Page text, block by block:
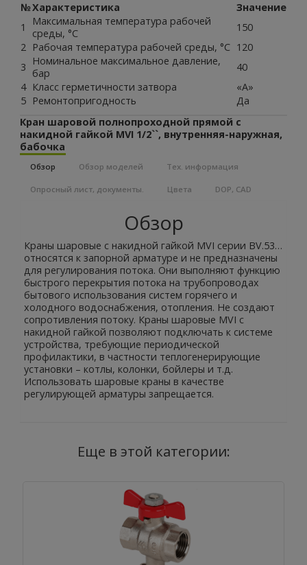
№Характеристика
Значение
1
Максимальная температура рабочей
среды, °С
150
2 Рабочая температура рабочей среды, °С 120
3
Номинальное максимальное давление,
бар
40
4 Класс герметичности затвора
«А»
5 Ремонтопригодность
Да
Кран шаровой полнопроходной прямой с
накидной гайкой MVI 1/2``, внутренняя-наружная,
бабочка
Обзор Обзор моделей Тех. информация
Опросный лист, документы. Цвета DOP, CAD
Обзор
Краны шаровые с накидной гайкой MVI серии BV.53…
относятся к запорной арматуре и не предназначены
для регулирования потока. Они выполняют функцию
быстрого перекрытия потока на трубопроводах
бытового использования систем горячего и
холодного водоснабжения, отопления. Не создают
сопротивления потоку. Краны шаровые MVI с
накидной гайкой позволяют подключать к системе
устройства, требующие периодической
профилактики, в частности теплогенерирующие
установки – котлы, колонки, бойлеры и т.д.
Использовать шаровые краны в качестве
регулирующей арматуры запрещается.
Еще в этой категории: